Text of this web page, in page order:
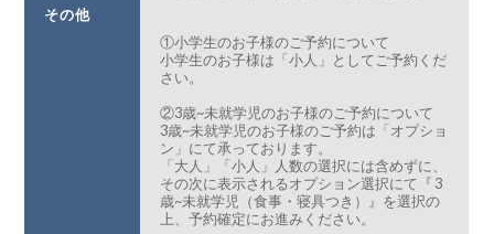
その他
①小学生のお子様のご予約について
小学生のお子様は「小人」としてご予約くだ
さい。
②3歳~未就学児のお子様のご予約について
3歳~未就学児のお子様のご予約は「オプショ
ン」にて承っております。
「大人」「小人」人数の選択には含めずに、
その次に表示されるオプション選択にて『 3
歳~未就学児（食事・寝具つき）』を選択の
上、予約確定にお進みください。